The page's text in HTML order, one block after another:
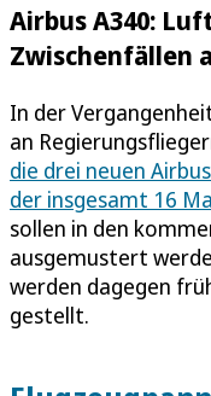
Airbus A340:
Zwischenfällen
In der
an
die drei neuen
der insgesamt 16
sollen in den
ausgemustert
werden dagegen
gestellt.